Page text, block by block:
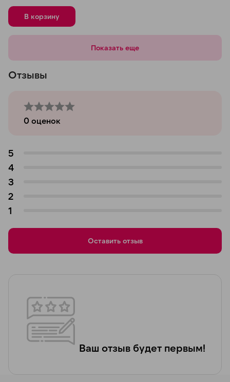
В корзину
Показать еще
Отзывы
Ваш отзыв будет первым!
0 оценок
5
4
3
2
1
Оставить отзыв